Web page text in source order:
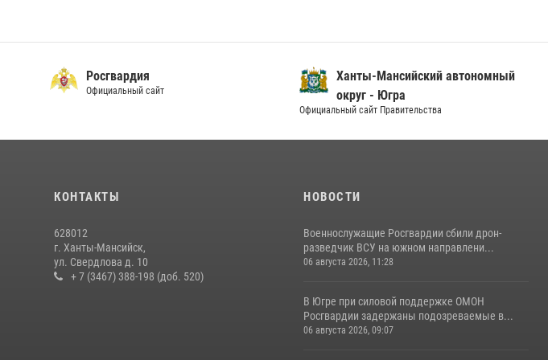
Росгвардия
Официальный сайт
Ханты-Мансийский автономный
округ - Югра
Официальный сайт Правительства
КОНТАКТЫ
628012
г. Ханты-Мансийск,
ул. Свердлова д. 10
+ 7 (3467) 388-198 (доб. 520)
НОВОСТИ
Военнослужащие Росгвардии сбили дрон-
разведчик ВСУ на южном направлени...
06 августа 2026, 11:28
В Югре при силовой поддержке ОМОН
Росгвардии задержаны подозреваемые в...
06 августа 2026, 09:07